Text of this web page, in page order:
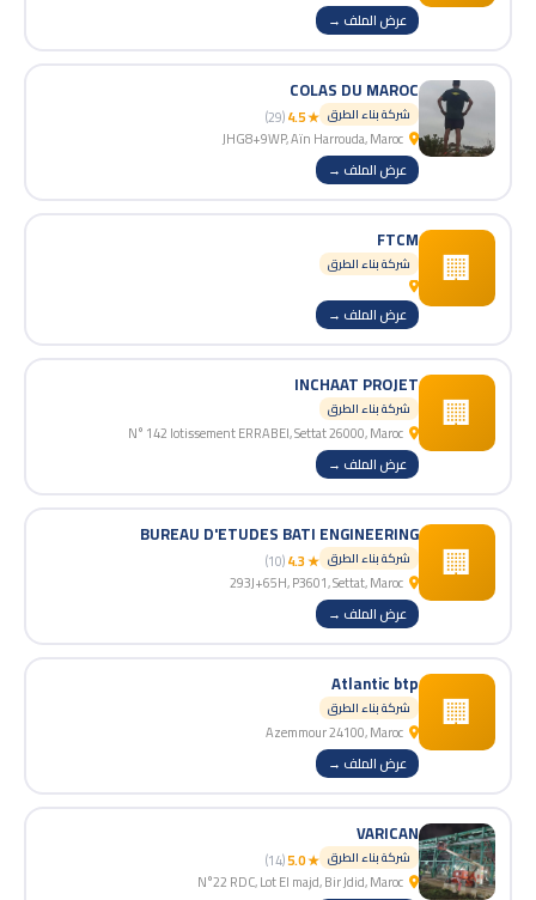
عرض الملف →
COLAS DU MAROC
شركة بناء الطرق ★ 4.5
(29)
عرض الملف →
🏢
FTCM
شركة بناء الطرق
عرض الملف →
🏢
INCHAAT PROJET
شركة بناء الطرق
عرض الملف →
🏢
BUREAU D'ETUDES BATI ENGINEERING
شركة بناء الطرق ★ 4.3
(10)
عرض الملف →
🏢
Atlantic btp
شركة بناء الطرق
عرض الملف →
VARICAN
شركة بناء الطرق ★ 5.0
(14)